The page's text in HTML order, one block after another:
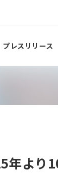
プレスリリース
年より